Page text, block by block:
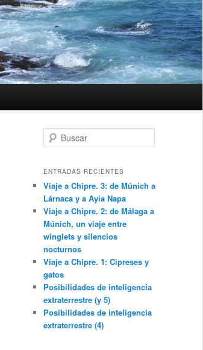
u
c
r
ENTRADAS RECIENTES
Viaje a Chipre. 3: de Múnich a
Lárnaca y a Ayia Napa
Viaje a Chipre. 2: de Málaga a
Múnich, un viaje entre
winglets y silencios
nocturnos
Viaje a Chipre. 1: Cipreses y
gatos
Posibilidades de inteligencia
extraterrestre (y 5)
Posibilidades de inteligencia
extraterrestre (4)